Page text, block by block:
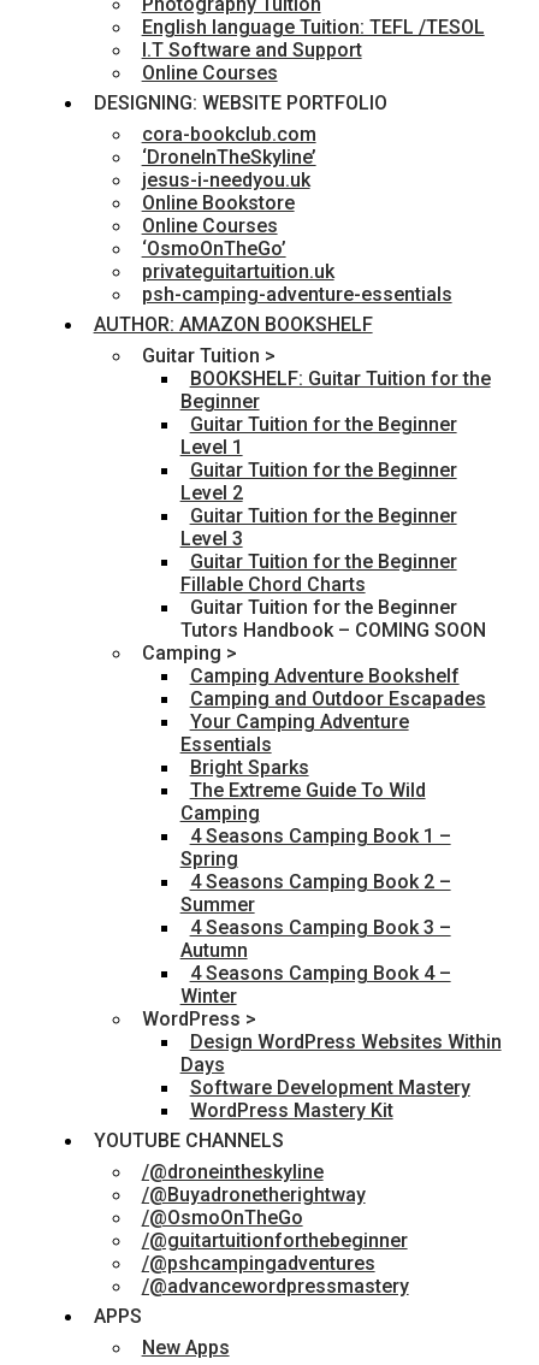
English language Tuition: TEFL /TESOL
I.T Software and Support
Online Courses
DESIGNING: WEBSITE PORTFOLIO
cora-bookclub.com
‘DroneInTheSkyline’
jesus-i-needyou.uk
Online Bookstore
Online Courses
‘OsmoOnTheGo’
privateguitartuition.uk
psh-camping-adventure-essentials
AUTHOR: AMAZON BOOKSHELF
Guitar Tuition >
BOOKSHELF: Guitar Tuition for the
Beginner
Guitar Tuition for the Beginner
Level 1
Guitar Tuition for the Beginner
Level 2
Guitar Tuition for the Beginner
Level 3
Guitar Tuition for the Beginner
Fillable Chord Charts
Guitar Tuition for the Beginner
Tutors Handbook – COMING SOON
Camping >
Camping Adventure Bookshelf
Camping and Outdoor Escapades
Your Camping Adventure
Essentials
Bright Sparks
The Extreme Guide To Wild
Camping
4 Seasons Camping Book 1 –
Spring
4 Seasons Camping Book 2 –
Summer
4 Seasons Camping Book 3 –
Autumn
4 Seasons Camping Book 4 –
Winter
WordPress >
Design WordPress Websites Within
Days
Software Development Mastery
WordPress Mastery Kit
YOUTUBE CHANNELS
/@droneintheskyline
/@Buyadronetherightway
/@OsmoOnTheGo
/@guitartuitionforthebeginner
/@pshcampingadventures
/@advancewordpressmastery
APPS
New Apps